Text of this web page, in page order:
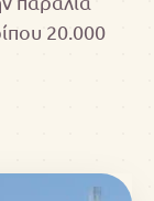
20.000